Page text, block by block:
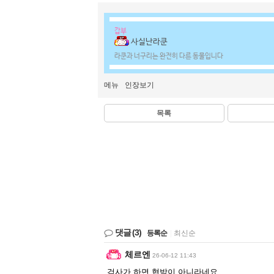
갑부
사실난라쿤
라쿤과 너구리는 완전히 다른 동물입니다
메뉴 인장보기
목록
댓글(3) 등록순 최신순
체르엔 26-06-12 11:43
검사가 하면 협박이 아니라네요